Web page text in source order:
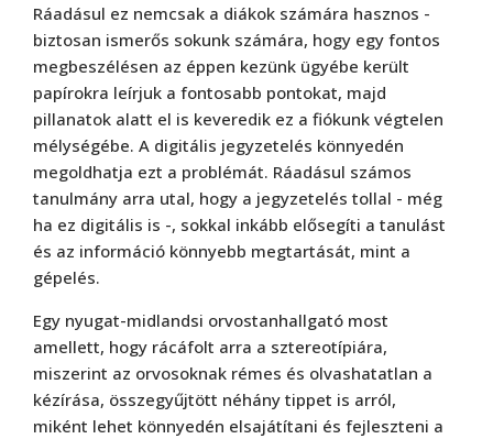
Ráadásul ez nemcsak a diákok számára hasznos -
biztosan ismerős sokunk számára, hogy egy fontos
megbeszélésen az éppen kezünk ügyébe került
papírokra leírjuk a fontosabb pontokat, majd
pillanatok alatt el is keveredik ez a fiókunk végtelen
mélységébe. A digitális jegyzetelés könnyedén
megoldhatja ezt a problémát. Ráadásul számos
tanulmány arra utal, hogy a jegyzetelés tollal - még
ha ez digitális is -, sokkal inkább elősegíti a tanulást
és az információ könnyebb megtartását, mint a
gépelés.
Egy nyugat-midlandsi orvostanhallgató most
amellett, hogy rácáfolt arra a sztereotípiára,
miszerint az orvosoknak rémes és olvashatatlan a
kézírása, összegyűjtött néhány tippet is arról,
miként lehet könnyedén elsajátítani és fejleszteni a